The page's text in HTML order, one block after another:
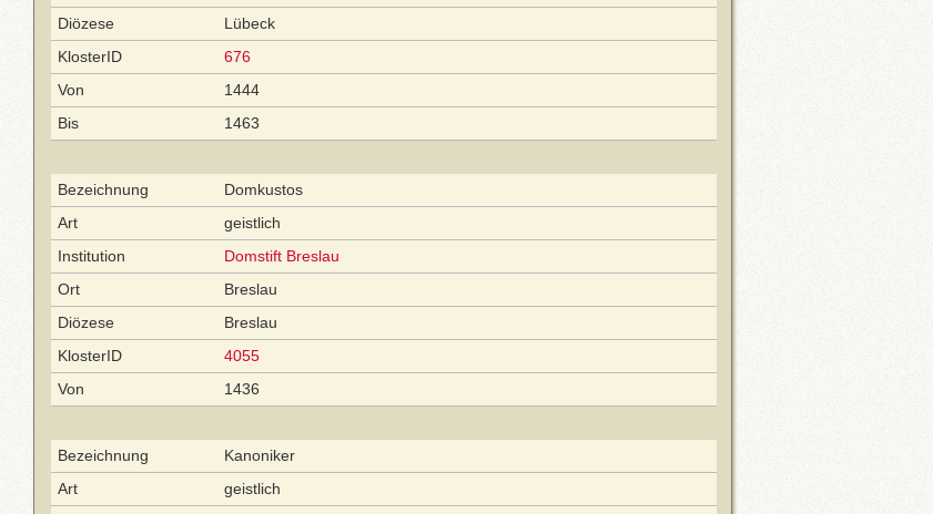
Diözese
Lübeck
KlosterID
676
Von
1444
Bis
1463
Bezeichnung
Domkustos
Art
geistlich
Institution
Domstift Breslau
Ort
Breslau
Diözese
Breslau
KlosterID
4055
Von
1436
Bezeichnung
Kanoniker
Art
geistlich